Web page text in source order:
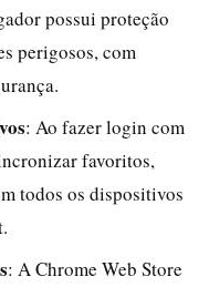
possui proteção
perigosos, com
: Ao fazer login com
favoritos,
todos os dispositivos
: A Chrome Web Store